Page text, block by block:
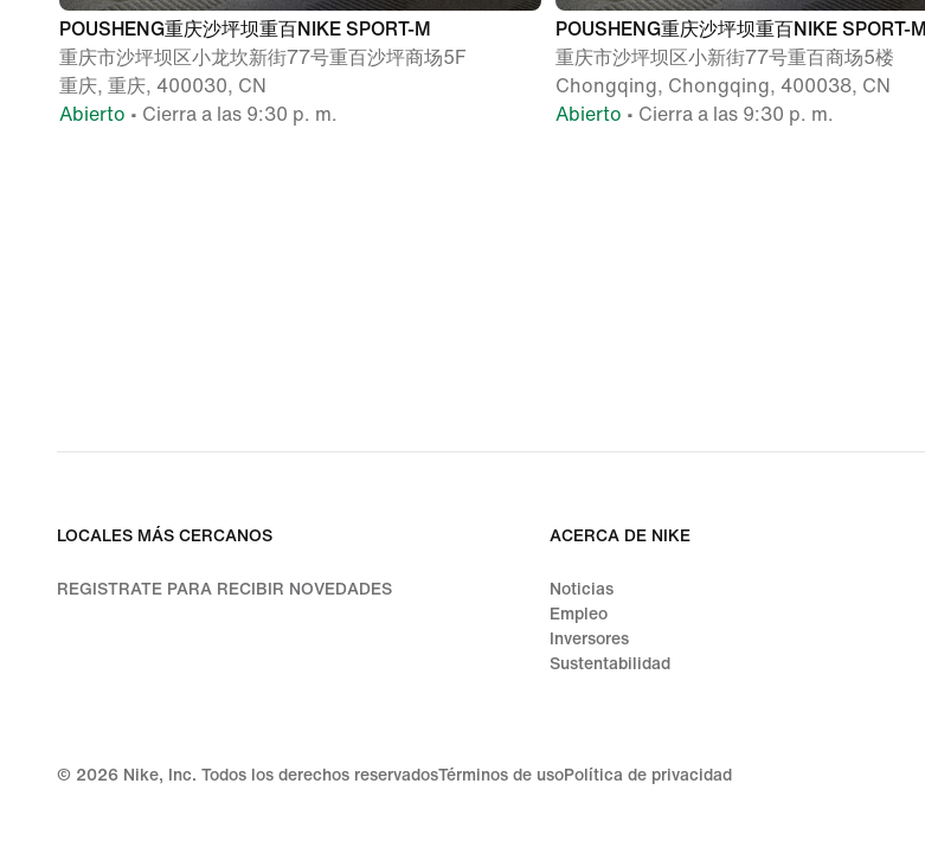
POUSHENG重庆沙坪坝重百NIKE SPORT-M
重庆市沙坪坝区小龙坎新街77号重百沙坪商场5F
重庆, 重庆, 400030, CN
Abierto • Cierra a las 9:30 p. m.
POUSHENG重庆沙坪坝重百NIKE SPORT-M
重庆市沙坪坝区小新街77号重百商场5楼
Chongqing, Chongqing, 400038, CN
Abierto • Cierra a las 9:30 p. m.
LOCALES MÁS CERCANOS
REGISTRATE PARA RECIBIR NOVEDADES
ACERCA DE NIKE
Noticias
Empleo
Inversores
Sustentabilidad
© 2026 Nike, Inc. Todos los derechos reservadosTérminos de usoPolítica de privacidad